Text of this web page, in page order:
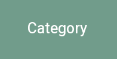
Category